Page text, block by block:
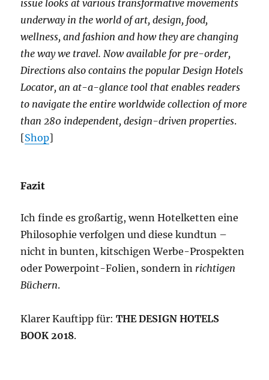
issue looks at various transformative movements
underway in the world of art, design, food,
wellness, and fashion and how they are changing
the way we travel. Now available for pre-order,
Directions also contains the popular Design Hotels
Locator, an at-a-glance tool that enables readers
to navigate the entire worldwide collection of more
than 280 independent, design-driven properties.
[Shop]
Fazit
Ich finde es großartig, wenn Hotelketten eine
Philosophie verfolgen und diese kundtun –
nicht in bunten, kitschigen Werbe-Prospekten
oder Powerpoint-Folien, sondern in richtigen
Büchern.
Klarer Kauftipp für:THE DESIGN HOTELS
BOOK 2018.